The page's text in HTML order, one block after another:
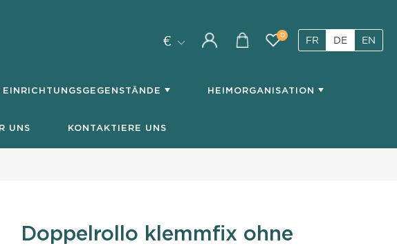
€
My
You
your
0 FR DE EN
HEIMORGANISATION
UNS KONTAKTIERE UNS
Doppelrollo klemmfix ohne